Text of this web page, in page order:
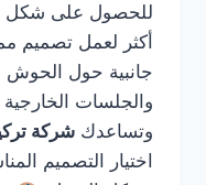
للحصول على شكل
أكثر لعمل تصميم
جانبية حول الحوش
والجلسات
وتساعدك شركة
اختيار التصميم